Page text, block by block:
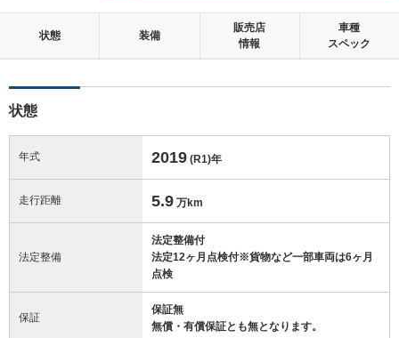
状態 装備
販売店
情報
車種
スペック
状態
年式 2019 (R1)年
走行距離 5.9 万km
法定整備
法定整備付
法定12ヶ月点検付※貨物など一部車両は6ヶ月
点検
保証
保証無
無償・有償保証とも無となります。